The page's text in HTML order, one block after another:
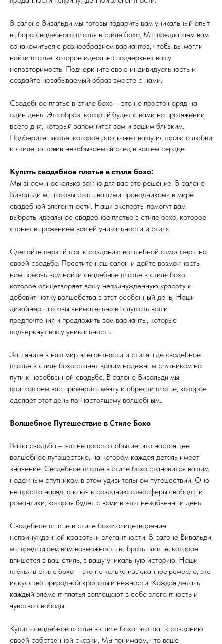
В салоне Вивальди мы готовы подарить вам уникальный опыт
выбора свадебного платья в стиле бохо. Мы предлагаем вам
ознакомиться с разнообразием вариантов, чтобы вы могли
найти платье, которое идеально подчеркнет вашу
неповторимость. Подчеркните свою индивидуальность и
создайте незабываемый образ вместе с нами.
Свадебное платье в стиле бохо – это не просто наряд на
один день. Это образ, который будет с вами на протяжении
всего дня, который запомнится вам и вашим близким.
Подберите платье, которое расскажет вашу историю о любви
и стиле, оставив незабываемый след в вашем сердце.
Купить свадебное платье в стиле бохо:
Мы знаем, насколько важно для вас это решение. В салоне
Вивальди мы готовы стать вашими проводниками в мире
свадебной элегантности. Наши эксперты помогут вам
выбрать идеальное свадебное платье в стиле бохо, которое
станет выражением вашей уникальности и стиля.
Сделайте первый шаг к созданию волшебной атмосферы на
своей свадьбе. Посетите наш салон и дайте возможность
нам помочь вам найти свадебное платье в стиле бохо,
которое олицетворяет вашу непринужденную красоту и
добавит нотку волшебства в этот особенный день. Наши
дизайнеры готовы внимательно выслушать ваши
предпочтения и предложить вам варианты, которые
подчеркнут вашу уникальность.
Загляните в наш мир элегантности и стиля, где свадебное
платье в стиле бохо станет вашим надежным спутником на
пути к незабвенной свадьбе. В салоне Вивальди мы
приглашаем вас примерить мечту и обрести платье, которое
сделает этот день по-настоящему волшебным.
Волшебное Путешествие в Стиле Бохо
Ваша свадьба – это не просто событие, это настоящее
волшебное путешествие, на котором каждая деталь имеет
значение. Свадебное платье в стиле бохо становится вашим
надежным спутником в этом удивительном путешествии. Оно
не просто наряд, а ключ к созданию атмосферы свободы и
романтики, которая будет с вами в этот незабвенный день.
Свадебное платье в стиле бохо: олицетворение
непринужденной красоты и элегантности. В салоне Вивальди
мы предлагаем вам возможность выбрать платье, которое
впишется в ваш стиль, в вашу уникальную историю. Наши
платья в стиле бохо – это не только изысканное ремесло, это
искусство природной красоты и нежности. Каждая деталь,
каждый элемент платья воплощают в себе элегантность и
чувство свободы.
Купить свадебное платье в стиле бохо: это шаг к созданию
своей собственной сказки. Мы понимаем, что ваше